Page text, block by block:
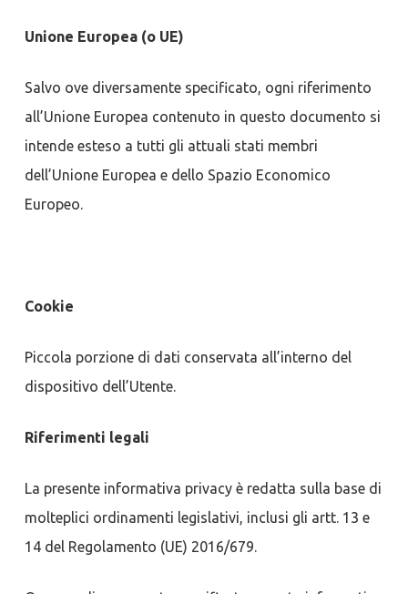
Unione Europea (o UE)
Salvo ove diversamente specificato, ogni riferimento
all’Unione Europea contenuto in questo documento si
intende esteso a tutti gli attuali stati membri
dell’Unione Europea e dello Spazio Economico
Europeo.
Cookie
Piccola porzione di dati conservata all’interno del
dispositivo dell’Utente.
Riferimenti legali
La presente informativa privacy è redatta sulla base di
molteplici ordinamenti legislativi, inclusi gli artt. 13 e
14 del Regolamento (UE) 2016/679.